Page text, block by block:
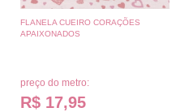
FLANELA CUEIRO CORAÇÕES
APAIXONADOS
preço do metro:
R$ 17,95